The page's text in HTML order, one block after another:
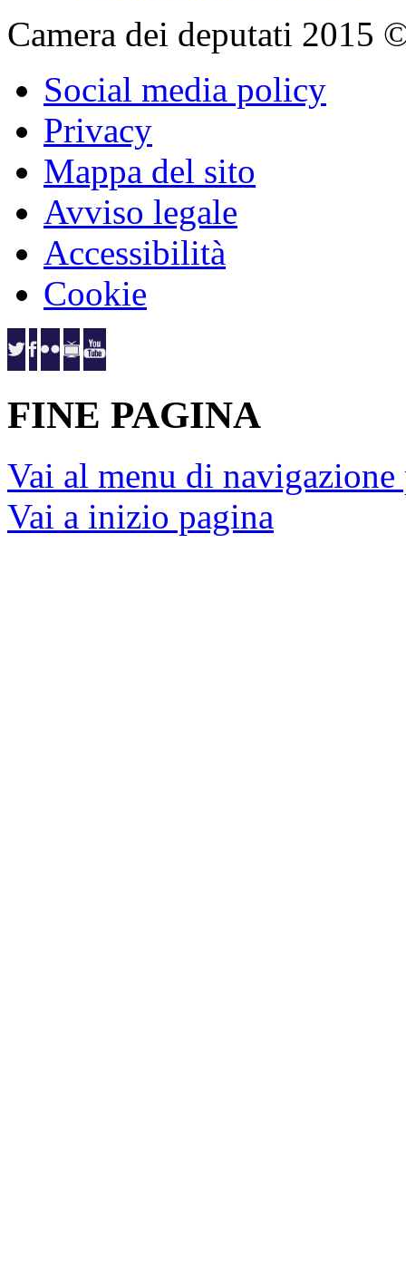
Camera dei deputati
Social media policy
Privacy
Mappa del sito
Avviso legale
Accessibilità
Cookie
FINE PAGINA
Vai al menu di
Vai a inizio pagina